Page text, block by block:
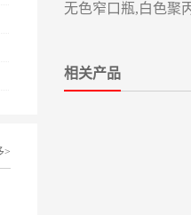
>
无色窄口瓶,白色聚
相关产品